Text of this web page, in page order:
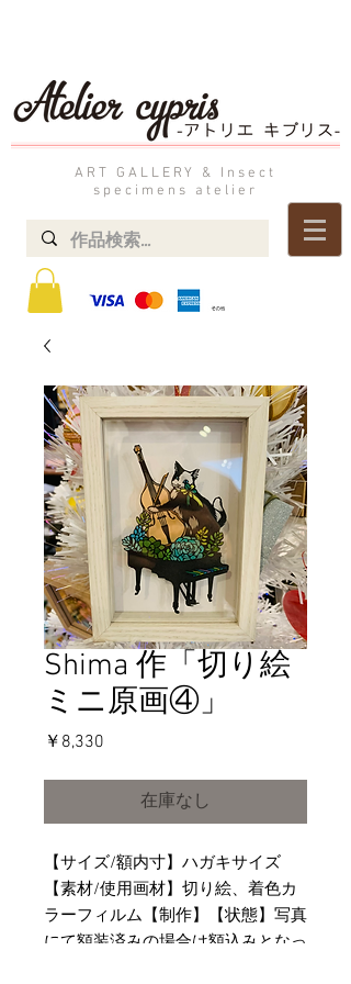
ART GALLERY & Insect
specimens atelier
Shima 作「切り絵
ミニ原画④」
￥8,330
在庫なし
【サイズ/額内寸】ハガキサイズ
【素材/使用画材】切り絵、着色カ
ラーフィルム【制作】【状態】写真
にて額装済みの場合は額込みとなっ